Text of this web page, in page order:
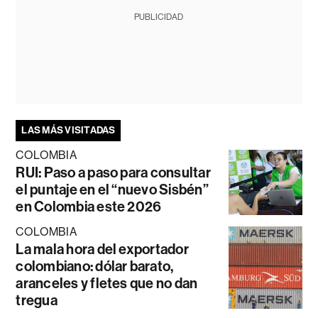
PUBLICIDAD
LAS MÁS VISITADAS
COLOMBIA
RUI: Paso a paso para consultar
el puntaje en el “nuevo Sisbén”
en Colombia este 2026
COLOMBIA
La mala hora del exportador
colombiano: dólar barato,
aranceles y fletes que no dan
tregua